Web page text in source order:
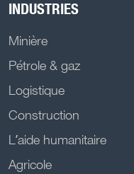
INDUSTRIES
Minière
Pétrole & gaz
Logistique
Construction
L’aide humanitaire
Agricole